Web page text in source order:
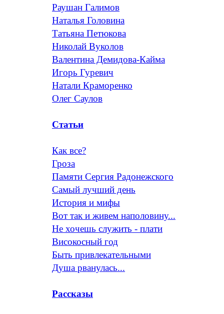
Раушан Галимов
Наталья Головина
Татьяна Петюкова
Николай Вуколов
Валентина Демидова-Кайма
Игорь Гуревич
Натали Краморенко
Олег Саулов
Статьи
Как все?
Гроза
Памяти Сергия Радонежского
Самый лучший день
История и мифы
Вот так и живем наполовину...
Не хочешь служить - плати
Високосный год
Быть привлекательными
Душа рванулась...
Рассказы